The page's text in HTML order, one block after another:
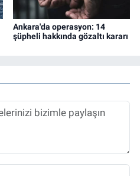
Ankara'da operasyon: 14
şüpheli hakkında gözaltı kararı